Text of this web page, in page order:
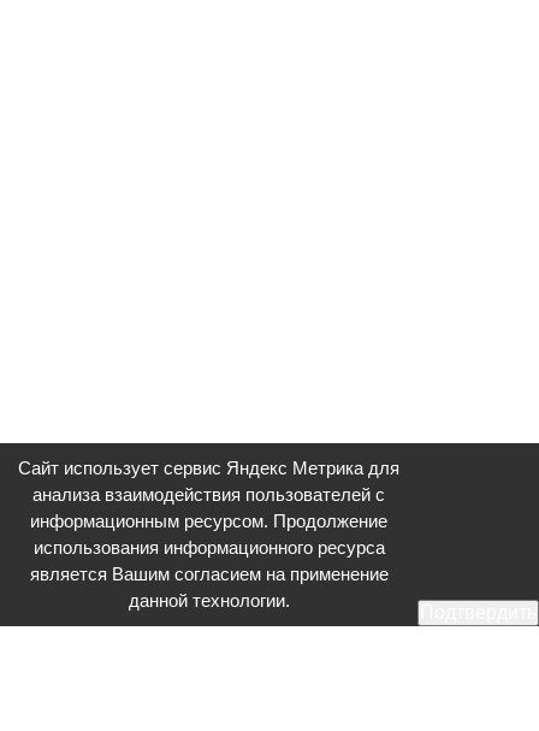
Сайт использует сервис Яндекс Метрика для
анализа взаимодействия пользователей с
информационным ресурсом. Продолжение
использования информационного ресурса
является Вашим согласием на применение
данной технологии.